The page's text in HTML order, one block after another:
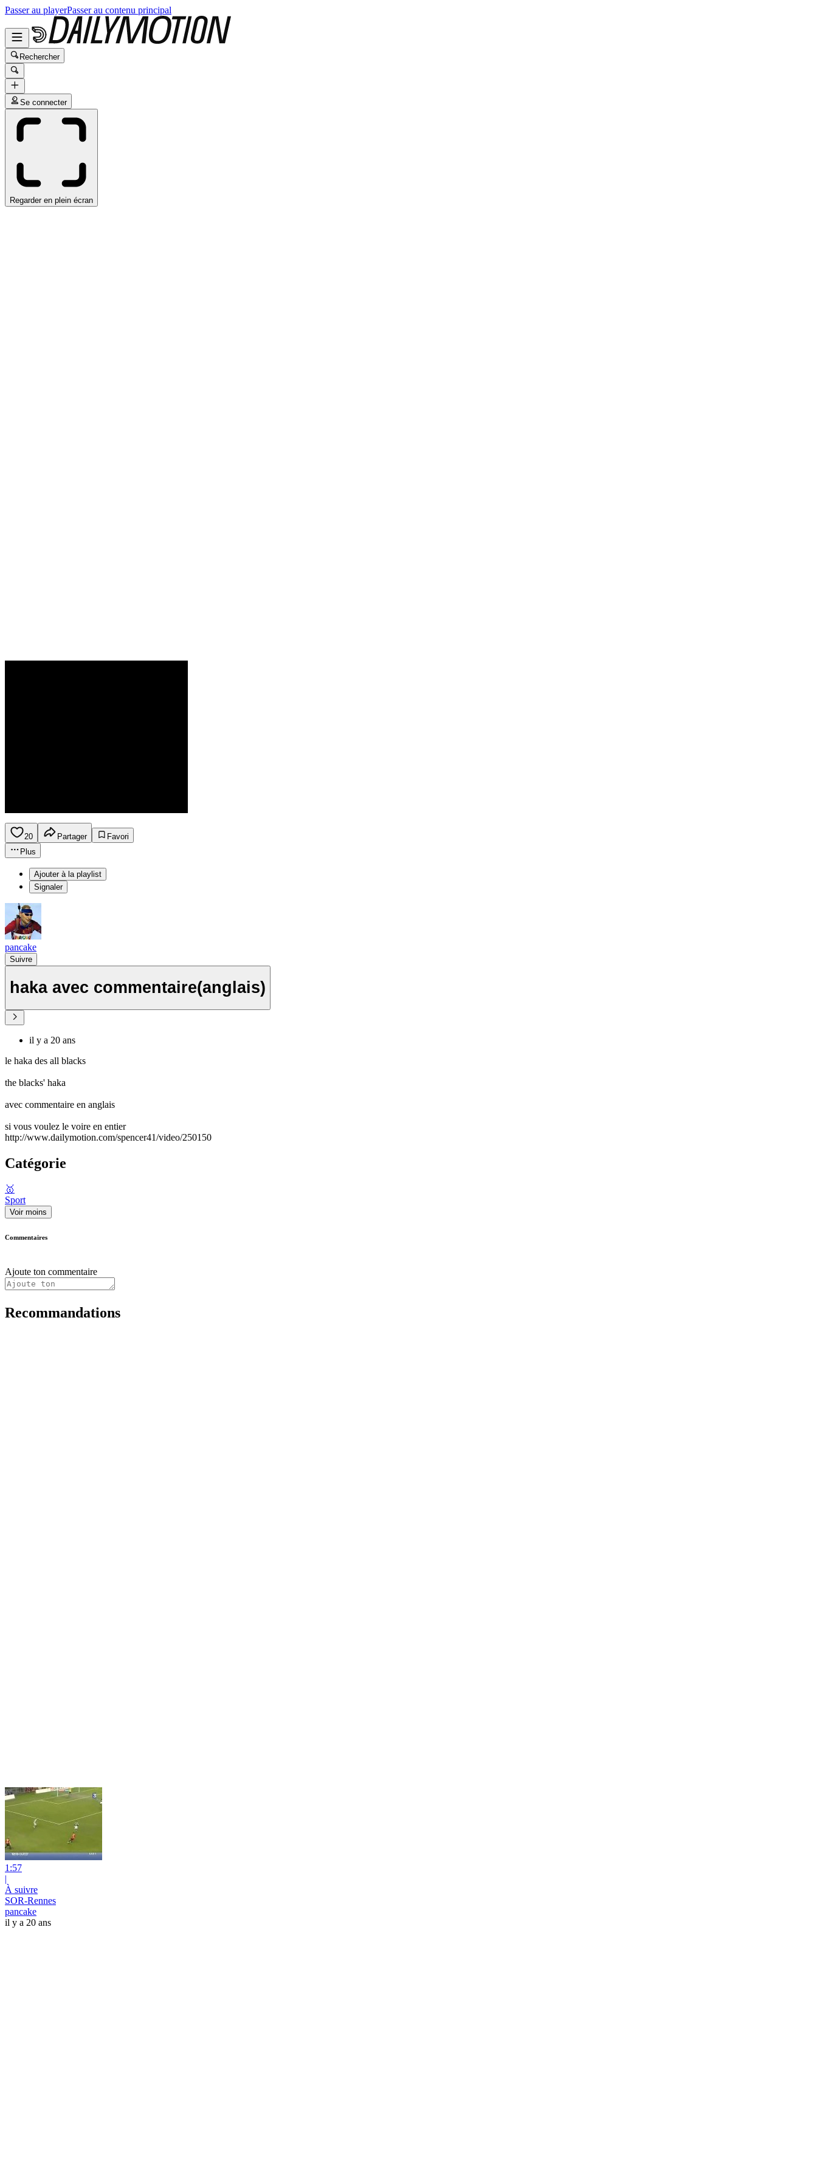
Passer au playerPasser au contenu principal
Rechercher
Se connecter
Regarder en plein écran
20 Partager
Favori
Plus
Ajouter à la playlist
Signaler
pancake
Suivre
haka avec commentaire(anglais)
il y a 20 ans
le haka des all blacks
the blacks' haka
avec commentaire en anglais
si vous voulez le voire en entier
http://www.dailymotion.com/spencer41/video/250150
Catégorie
🥇
Sport
Voir moins
Commentaires
Ajoute ton commentaire
Recommandations
1:57
|
À suivre
SOR-Rennes
pancake
il y a 20 ans